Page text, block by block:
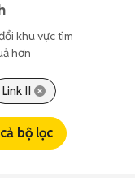
khu vực tìm
hơn
Link II
bộ lọc